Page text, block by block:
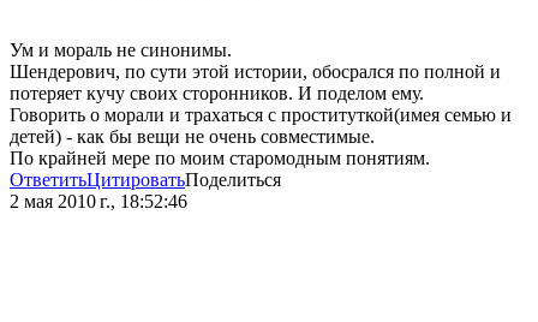
Ум и мораль не синонимы.
Шендерович, по сути этой истории, обосрался по полной и
потеряет кучу своих сторонников. И поделом ему.
Говорить о морали и трахаться с проституткой(имея семью и
детей) - как бы вещи не очень совместимые.
По крайней мере по моим старомодным понятиям.
ОтветитьЦитироватьПоделиться
2 мая 2010 г., 18:52:46